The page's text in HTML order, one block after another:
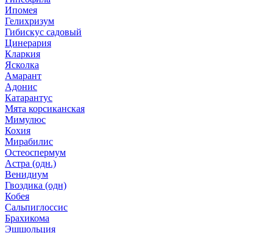
Ипомея
Гелихризум
Гибискус садовый
Цинерария
Кларкия
Ясколка
Амарант
Адонис
Катарантус
Мята корсиканская
Мимулюс
Кохия
Мирабилис
Остеоспермум
Астра (одн.)
Венидиум
Гвоздика (одн)
Кобея
Сальпиглоссис
Брахикома
Эшшольция